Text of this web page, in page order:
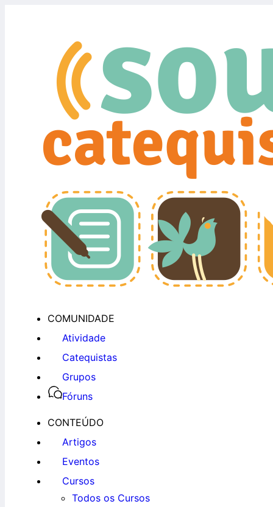
COMUNIDADE
Atividade
Catequistas
Grupos
Fóruns
CONTEÚDO
Artigos
Eventos
Cursos
Todos os Cursos